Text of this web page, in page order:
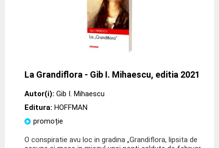
La Grandiflora - Gib I. Mihaescu, editia 2021
Autor(i): Gib I. Mihaescu
Editura: HOFFMAN
promoție
O conspiratie avu loc in gradina „Grandiflora, lipsita de